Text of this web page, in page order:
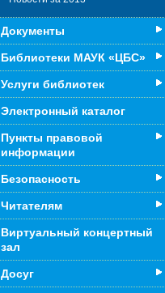
Документы
Библиотеки МАУК «ЦБС»
Услуги библиотек
Электронный каталог
Пункты правовой
информации
Безопасность
Читателям
Виртуальный концертный
зал
Досуг